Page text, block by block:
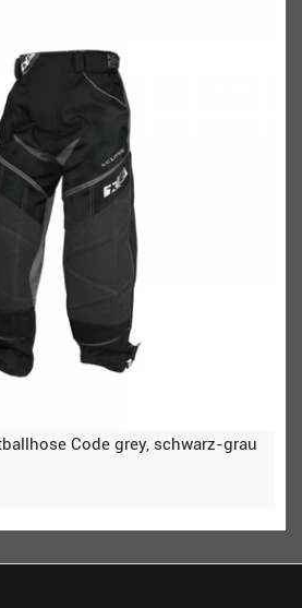
Code grey, schwarz-grau